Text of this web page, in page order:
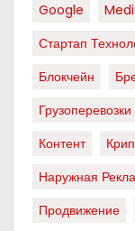
Google
Стартап
Блокчейн
Грузоперевозки
Контент
Наружная
Продвижение